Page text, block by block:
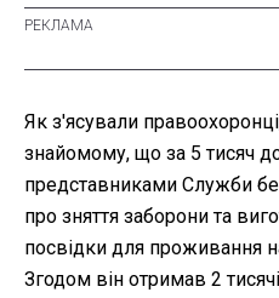
Як з'ясували
знайомому, що за 5 тисяч
представниками Служби
про зняття заборони та
посвідки для проживання
Згодом він отримав 2